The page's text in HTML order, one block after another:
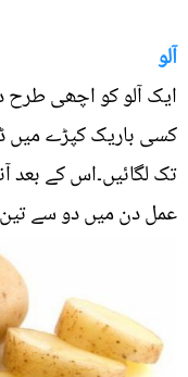
آلو
ایک آلو کو اچھی طرح
کسی باریک کپڑے میں
تک لگائیں۔اس کے بعد
عمل دن میں دو سے تین